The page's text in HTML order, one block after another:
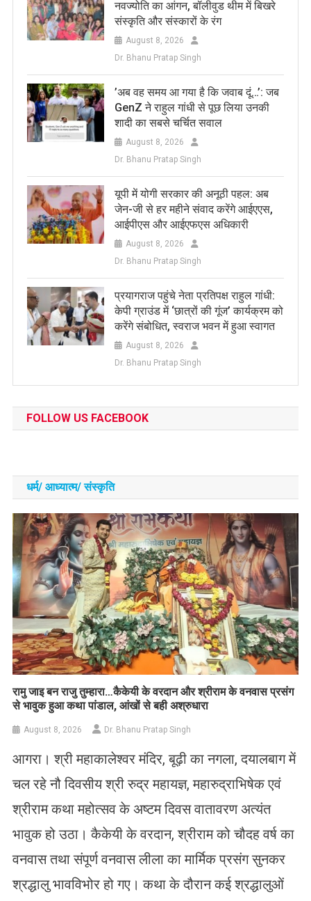
नवज्योति का आंगन, बॉलीवुड थीम में बिखरे
संस्कृति और संस्कारों के रंग
August 8, 2026
Dr. Bhanu Pratap Singh
​’अब वह समय आ गया है कि जवाब दूं…’: जब
GenZ ने राहुल गांधी से पूछ लिया उनकी
शादी का सबसे चर्चित सवाल
August 8, 2026
Dr. Bhanu Pratap Singh
यूपी में योगी सरकार की अनूठी पहल: अब
जेन-जी से हर महीने संवाद करेंगे आईएएस,
आईपीएस और आईएफएस अधिकारी
August 8, 2026
Dr. Bhanu Pratap Singh
प्रयागराज पहुंचे नेता प्रतिपक्ष राहुल गांधी:
केपी ग्राउंड में ‘छात्रों की गूंज’ कार्यक्रम को
करेंगे संबोधित, स्वराज भवन में हुआ स्वागत
August 8, 2026
Dr. Bhanu Pratap Singh
FOLLOW US FACEBOOK
धर्म/ आध्‍यात्‍म/ संस्‍कृति
रामु जाइ बन राजु तुम्हारा…कैकेयी के वरदान और श्रीराम के वनवास प्रसंग
से भावुक हुआ कथा पांडाल, आंखों से बही अश्रुधारा
August 8, 2026 Dr. Bhanu Pratap Singh
आगरा। श्री महाकालेश्वर मंदिर, बूढ़ी का नगला, दयालबाग में
चल रहे नौ दिवसीय श्री रुद्र महायज्ञ, महारुद्राभिषेक एवं
श्रीराम कथा महोत्सव के अष्टम दिवस वातावरण अत्यंत
भावुक हो उठा। कैकेयी के वरदान, श्रीराम को चौदह वर्ष का
वनवास तथा संपूर्ण वनवास लीला का मार्मिक प्रसंग सुनकर
श्रद्धालु भावविभोर हो गए। कथा के दौरान कई श्रद्धालुओं